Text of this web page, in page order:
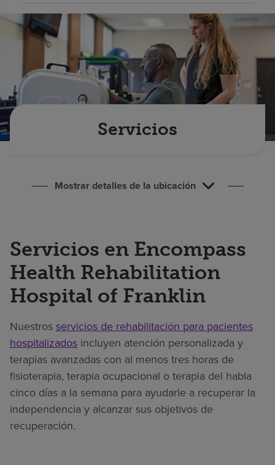
Empleos
Pagar mi factura
Servicios
Mostrar detalles de la ubicación
Servicios en Encompass
Health Rehabilitation
Hospital of Franklin
Nuestros servicios de rehabilitación para pacientes
hospitalizados incluyen atención personalizada y
terapias avanzadas con al menos tres horas de
fisioterapia, terapia ocupacional o terapia del habla
cinco días a la semana para ayudarle a recuperar la
independencia y alcanzar sus objetivos de
recuperación.